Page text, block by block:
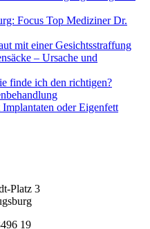
Focus Top Mediziner Dr.
mit einer Gesichtsstraffung
– Ursache und
finde ich den richtigen?
oder Eigenfett
Platz 3
19